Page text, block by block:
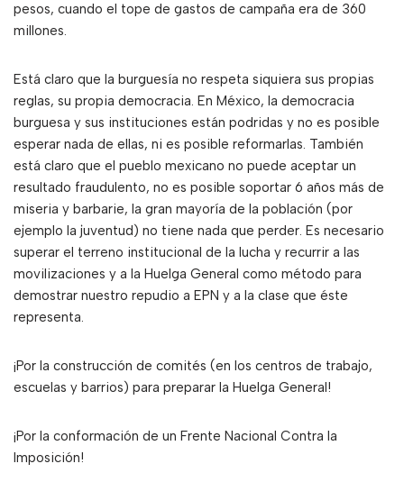
pesos, cuando el tope de gastos de campaña era de 360
millones.
Está claro que la burguesía no respeta siquiera sus propias
reglas, su propia democracia. En México, la democracia
burguesa y sus instituciones están podridas y no es posible
esperar nada de ellas, ni es posible reformarlas. También
está claro que el pueblo mexicano no puede aceptar un
resultado fraudulento, no es posible soportar 6 años más de
miseria y barbarie, la gran mayoría de la población (por
ejemplo la juventud) no tiene nada que perder. Es necesario
superar el terreno institucional de la lucha y recurrir a las
movilizaciones y a la Huelga General como método para
demostrar nuestro repudio a EPN y a la clase que éste
representa.
¡Por la construcción de comités (en los centros de trabajo,
escuelas y barrios) para preparar la Huelga General!
¡Por la conformación de un Frente Nacional Contra la
Imposición!